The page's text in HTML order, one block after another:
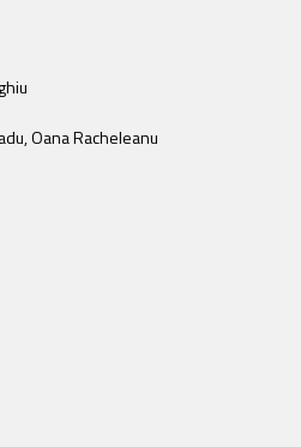
Oana Racheleanu